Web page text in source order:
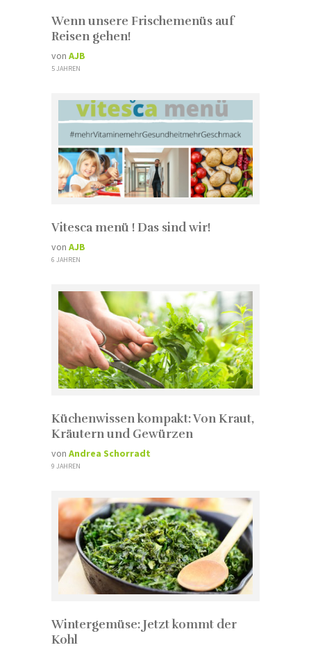
Wenn unsere Frischemenüs auf
Reisen gehen!
von AJB
5 JAHREN
Vitesca menü ! Das sind wir!
von AJB
6 JAHREN
Küchenwissen kompakt: Von Kraut,
Kräutern und Gewürzen
von Andrea Schorradt
9 JAHREN
Wintergemüse: Jetzt kommt der
Kohl